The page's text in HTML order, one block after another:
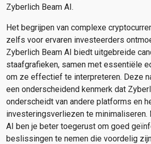
Zyberlich Beam AI.
Het begrijpen van complexe
zelfs voor ervaren investeerders
Zyberlich Beam AI biedt uitgebreide
staafgrafieken, samen met essentiële
om ze effectief te interpreteren. Deze
een onderscheidend kenmerk dat
onderscheidt van andere platforms en
investeringsverliezen te minimaliseren.
AI ben je beter toegerust om goed
beslissingen te nemen die voordelig